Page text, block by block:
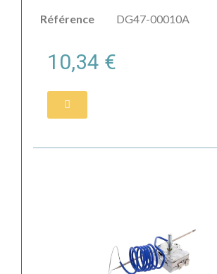
Référence DG47-00010A
10,34 €